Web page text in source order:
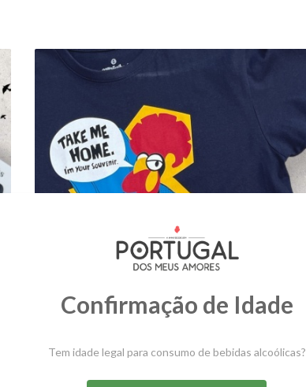
T-SHIRT GATAFUNHOS | TAKE ME
HOME
Confirmação de Idade
Tem idade legal para consumo de bebidas alcoólicas?